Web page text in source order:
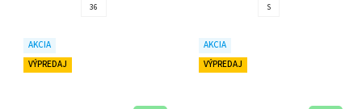
36 S
AKCIA
VÝPREDAJ
AKCIA
VÝPREDAJ